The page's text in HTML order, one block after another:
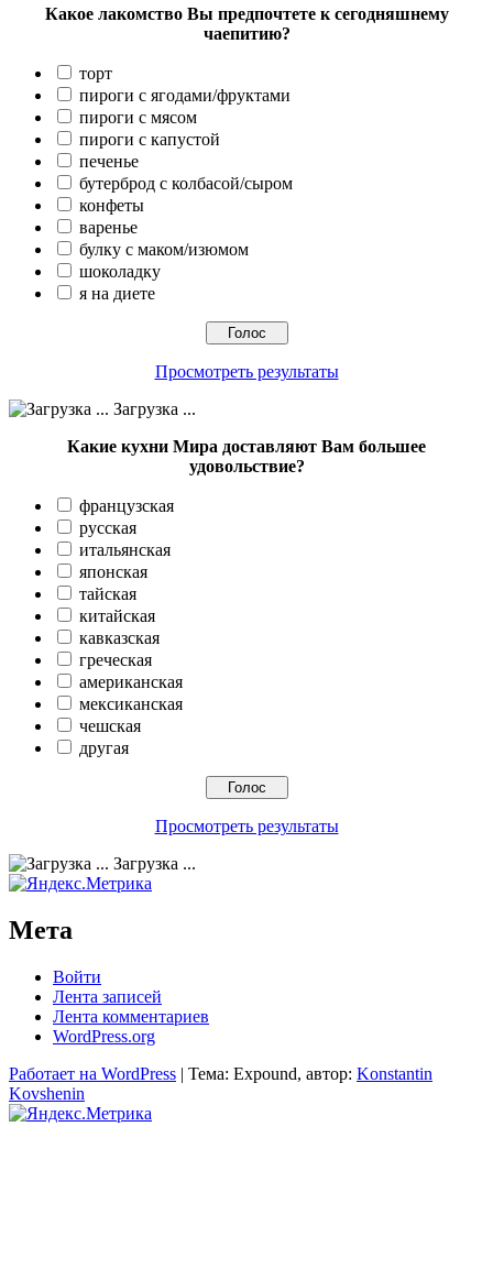
Какое лакомство Вы предпочтете к сегодняшнему
чаепитию?
торт
пироги с ягодами/фруктами
пироги с мясом
пироги с капустой
печенье
бутерброд с колбасой/сыром
конфеты
варенье
булку с маком/изюмом
шоколадку
я на диете
Просмотреть результаты
Загрузка ...
Какие кухни Мира доставляют Вам большее
удовольствие?
французская
русская
итальянская
японская
тайская
китайская
кавказская
греческая
американская
мексиканская
чешская
другая
Просмотреть результаты
Загрузка ...
Мета
Войти
Лента записей
Лента комментариев
WordPress.org
Работает на WordPress | Тема: Expound, автор: Konstantin
Kovshenin